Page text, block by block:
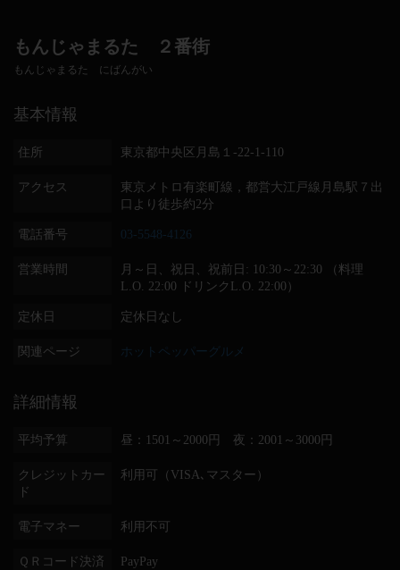
もんじゃまるた ２番街
もんじゃまるた にばんがい
基本情報
住所 東京都中央区月島１-22-1-110
アクセス
東京メトロ有楽町線，都営大江戸線月島駅７出
口より徒歩約2分
電話番号 03-5548-4126
営業時間
月～日、祝日、祝前日: 10:30～22:30 （料理
L.O. 22:00 ドリンクL.O. 22:00）
定休日 定休日なし
関連ページ ホットペッパーグルメ
詳細情報
平均予算 昼：1501～2000円 夜：2001～3000円
クレジットカー
ド
利用可（VISA､マスター）
電子マネー 利用不可
ＱＲコード決済 PayPay